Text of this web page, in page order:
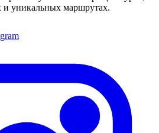
уникальных маршрутах.